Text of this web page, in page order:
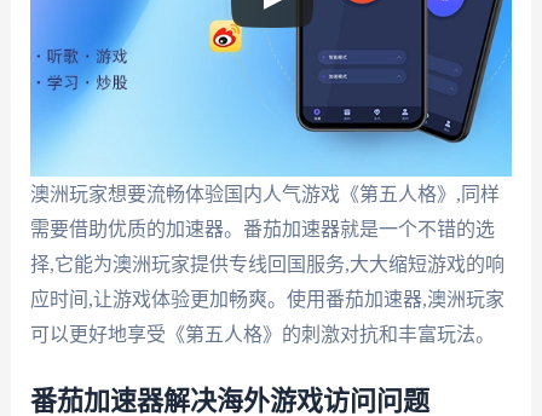
澳洲玩家想要流畅体验国内人气游戏《第五人格》,同样
需要借助优质的加速器。番茄加速器就是一个不错的选
择,它能为澳洲玩家提供专线回国服务,大大缩短游戏的响
应时间,让游戏体验更加畅爽。使用番茄加速器,澳洲玩家
可以更好地享受《第五人格》的刺激对抗和丰富玩法。
番茄加速器解决海外游戏访问问题